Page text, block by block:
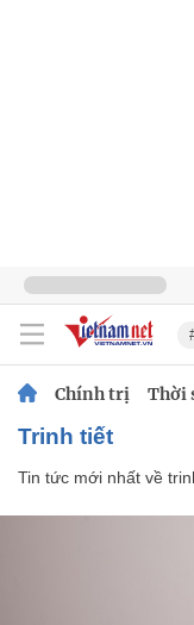
Chính trị Thời
trinh tiết
Tin tức mới nhất về